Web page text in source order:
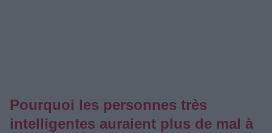
Pourquoi les personnes très
intelligentes auraient plus de mal à